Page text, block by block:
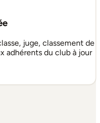
juge, classement de
adhérents du club à jour